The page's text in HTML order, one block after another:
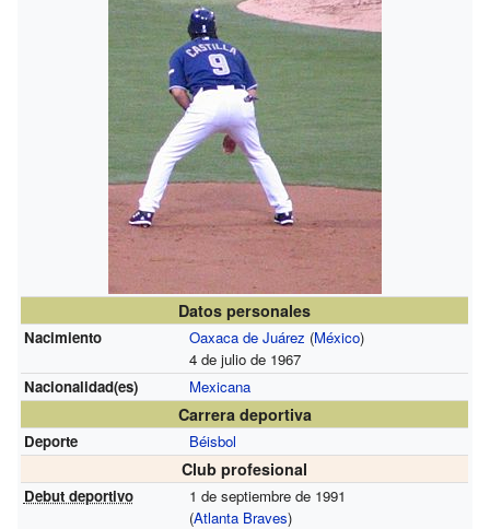
Datos personales
Nacimiento Oaxaca de Juárez (México)
4 de julio de 1967
Nacionalidad(es)
Mexicana
Carrera deportiva
Deporte Béisbol
Club profesional
Debut deportivo
1 de septiembre de 1991
(Atlanta Braves)